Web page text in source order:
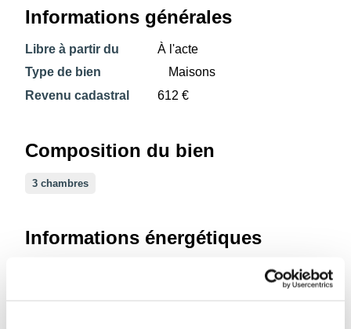
Informations générales
Libre à partir du
À l'acte
Type de bien
Maisons
Revenu cadastral
612 €
Composition du bien
3 chambres
Informations énergétiques